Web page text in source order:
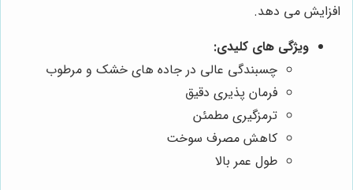
افزایش می دهد.
ویژگی های کلیدی:
چسبندگی عالی در جاده های خشک و مرطوب
فرمان پذیری دقیق
ترمزگیری مطمئن
کاهش مصرف سوخت
طول عمر بالا